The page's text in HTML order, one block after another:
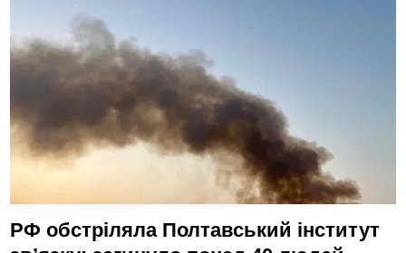
РФ обстріляла Полтавський інститут